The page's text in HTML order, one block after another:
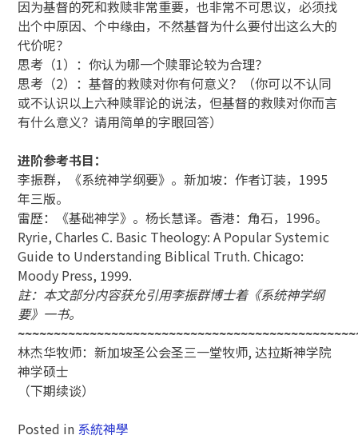
因为基督的死和救赎非常重要，也非常不可思议，必须找
出个中原因、个中缘由，不然基督为什么要付出这么大的
代价呢？
思考（1）：你认为哪一个赎罪论较为合理？
思考（2）：基督的救赎对你有何意义？（你可以不认同
或不认识以上六种赎罪论的说法，但基督的救赎对你而言
有什么意义？请用简单的字眼回答）
进阶参考书目：
李振群，《系统神学纲要》。新加坡：作者订装，1995
年三版。
雷歷：《基础神学》。杨长慧译。香港：角石，1996。
Ryrie, Charles C. Basic Theology: A Popular Systemic
Guide to Understanding Biblical Truth. Chicago:
Moody Press, 1999.
註：本文部分内容获允引用李振群博士着《系统神学纲
要》一书。
林杰华牧师：新加坡圣公会圣三一堂牧师, 达拉斯神学院
神学硕士
（下期续谈）
Posted in 系統神學